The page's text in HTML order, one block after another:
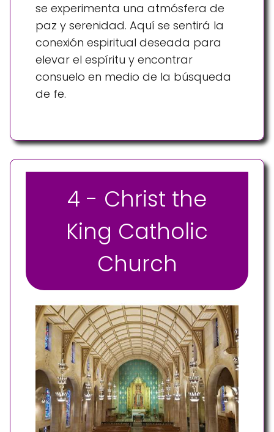
se experimenta una atmósfera de
paz y serenidad. Aquí se sentirá la
conexión espiritual deseada para
elevar el espíritu y encontrar
consuelo en medio de la búsqueda
de fe.
4 - Christ the
King Catholic
Church